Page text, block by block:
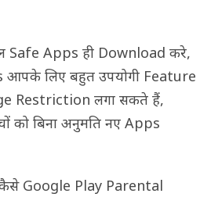
Apps ही Download करे,
लिए बहुत उपयोगी Feature
Restriction लगा सकते हैं,
को बिना अनुमति नए Apps
Google Play Parental